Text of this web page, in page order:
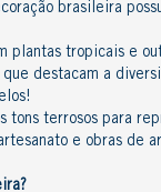
brasileira
plantas tropicais e
destacam a
tons terrosos para
e obras de
?